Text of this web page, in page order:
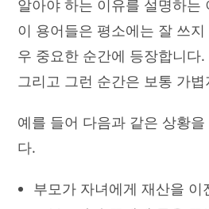
이 용어들은 평소에는 잘 쓰
우 중요한 순간에 등장합니다.
그리고 그런 순간은 보통 가
예를 들어 다음과 같은 상황
다.
부모가 자녀에게 재산을 이